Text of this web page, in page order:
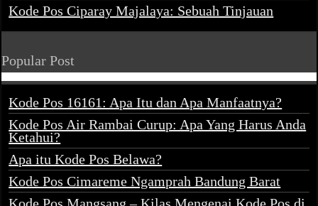
Kode Pos Ciparay Majalaya: Sebuah Tinjauan
Popular Post
Kode Pos 16161: Apa Itu dan Apa Manfaatnya?
Kode Pos Air Rambai Curup: Apa Yang Harus Anda
Ketahui?
Apa itu Kode Pos Belawa?
Kode Pos Cimareme Ngamprah Bandung Barat